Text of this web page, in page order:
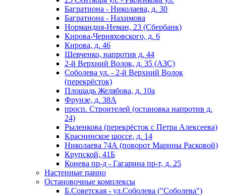
Багратиона - Николаева, д. 30
Багратиона - Нахимова
Нормандия-Неман, 23 (Сбербанк)
Кирова-Черняховского, д. 6
Кирова, д. 46
Шевченко, напротив д. 44
2-й Верхний Волок, д. 35 (АЗС)
Соболева ул. - 2-й Верхний Волок
(перекрёсток)
Площадь Желябова, д. 10а
Фрунзе, д. 38А
просп. Строителей (остановка напротив д.
24)
Рыленкова (перекрёсток с Петра Алексеева)
Краснинское шоссе, д. 14
Николаева 74А (поворот Марины Расковой)
Крупской, 41Б
Конева пр-д - Гагарина пр-т, д. 25
Настенные панно
Остановочные комплексы
Б.Советская - ул.Соболева ("Соболева")